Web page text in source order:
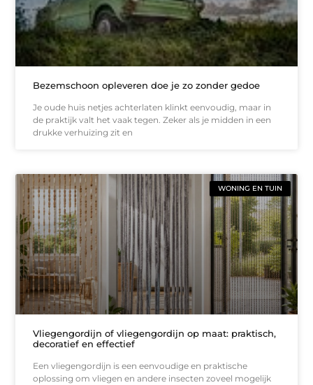
Bezemschoon opleveren doe je zo zonder gedoe
Je oude huis netjes achterlaten klinkt eenvoudig, maar in
de praktijk valt het vaak tegen. Zeker als je midden in een
drukke verhuizing zit en
WONING EN TUIN
Vliegengordijn of vliegengordijn op maat: praktisch,
decoratief en effectief
Een vliegengordijn is een eenvoudige en praktische
oplossing om vliegen en andere insecten zoveel mogelijk